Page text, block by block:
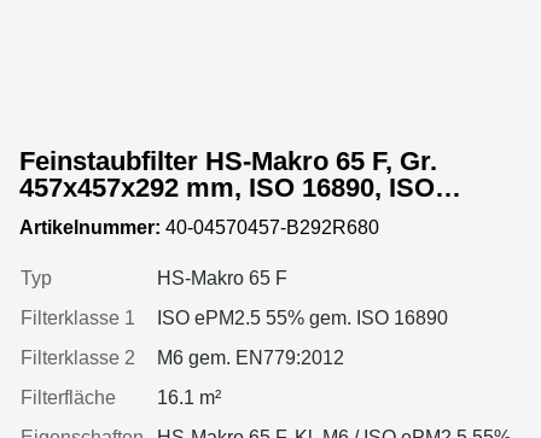
Feinstaubfilter HS-Makro 65 F, Gr.
457x457x292 mm, ISO 16890, ISO
ePM2.5 55%, Rahmen: Edelstahl 1.4301,
Dichtung: einseitig, geschäumt
Artikelnummer: 40-04570457-B292R680
Typ
HS-Makro 65 F
Filterklasse 1
ISO ePM2.5 55% gem. ISO 16890
Filterklasse 2
M6 gem. EN779:2012
Filterfläche
16.1 m²